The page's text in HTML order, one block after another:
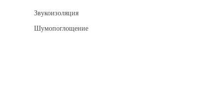
Звукоизоляция
Шумопоглощение